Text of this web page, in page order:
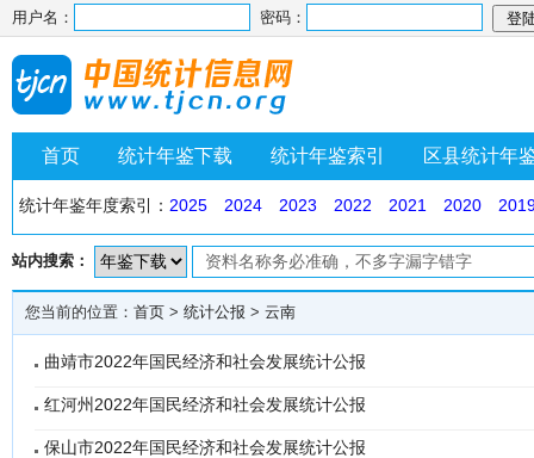
用户名： 密码：
首页 统计年鉴下载 统计年鉴索引 区县统计年
统计年鉴年度索引： 2025 2024 2023 2022 2021 2020
站内搜索：
您当前的位置： 首页 > 统计公报 > 云南
曲靖市2022年国民经济和社会发展统计公报
红河州2022年国民经济和社会发展统计公报
保山市2022年国民经济和社会发展统计公报